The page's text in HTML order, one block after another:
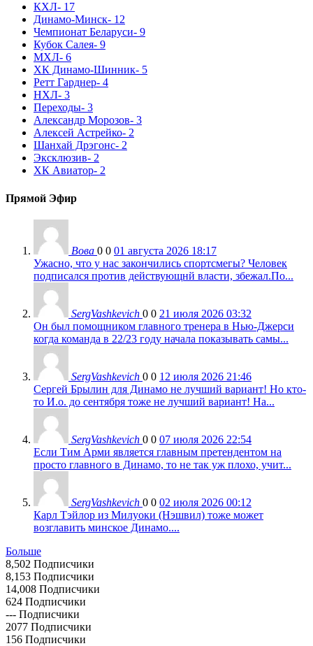
КХЛ- 17
Динамо-Минск- 12
Чемпионат Беларуси- 9
Кубок Салея- 9
МХЛ- 6
ХК Динамо-Шинник- 5
Ретт Гарднер- 4
НХЛ- 3
Переходы- 3
Александр Морозов- 3
Алексей Астрейко- 2
Шанхай Дрэгонс- 2
Эксклюзив- 2
ХК Авиатор- 2
Прямой Эфир
Вова 0 0 01 августа 2026 18:17
Ужасно, что у нас закончились спортсмегы? Человек
подписался против действующнй власти, збежал.По...
SergVashkevich 0 0 21 июля 2026 03:32
Он был помощником главного тренера в Нью-Джерси
когда команда в 22/23 году начала показывать самы...
SergVashkevich 0 0 12 июля 2026 21:46
Сергей Брылин для Динамо не лучший вариант! Но кто-
то И.о. до сентября тоже не лучший вариант! На...
SergVashkevich 0 0 07 июля 2026 22:54
Если Тим Арми является главным претендентом на
просто главного в Динамо, то не так уж плохо, учит...
SergVashkevich 0 0 02 июля 2026 00:12
Карл Тэйлор из Милуоки (Нэшвил) тоже может
возглавить минское Динамо....
Больше
8,502 Подписчики
8,153 Подписчики
14,008 Подписчики
624 Подписчики
--- Подписчики
2077 Подписчики
156 Подписчики